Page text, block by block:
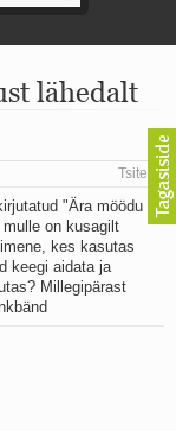
lähedalt
Tsiteeri
"Ära möödu
on kusagilt
kes kasutas
keegi aidata ja
Millegipärast